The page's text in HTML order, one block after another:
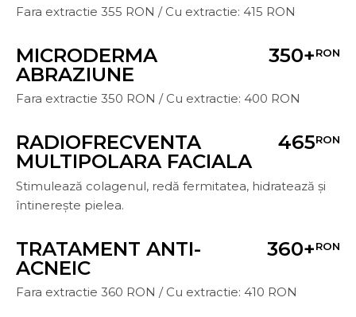
Fara extractie 355 RON / Cu extractie: 415 RON
MICRODERMA
ABRAZIUNE
350+RON
Fara extractie 350 RON / Cu extractie: 400 RON
RADIOFRECVENTA
MULTIPOLARA FACIALA
465RON
Stimulează colagenul, redă fermitatea, hidratează și
întinerește pielea.
TRATAMENT ANTI-
ACNEIC
360+RON
Fara extractie 360 RON / Cu extractie: 410 RON